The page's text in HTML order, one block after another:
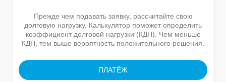
Прежде чем подавать заявку, рассчитайте свою
долговую нагрузку. Калькулятор поможет определить
коэффициент долговой нагрузки (КДН). Чем меньше
КДН, тем выше вероятность положительного решения.
ПЛАТЁЖ